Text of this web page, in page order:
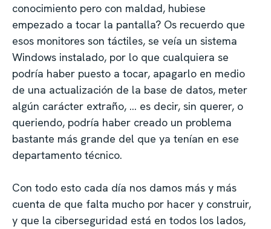
conocimiento pero con maldad, hubiese
empezado a tocar la pantalla? Os recuerdo que
esos monitores son táctiles, se veía un sistema
Windows instalado, por lo que cualquiera se
podría haber puesto a tocar, apagarlo en medio
de una actualización de la base de datos, meter
algún carácter extraño, … es decir, sin querer, o
queriendo, podría haber creado un problema
bastante más grande del que ya tenían en ese
departamento técnico.
Con todo esto cada día nos damos más y más
cuenta de que falta mucho por hacer y construir,
y que la ciberseguridad está en todos los lados,